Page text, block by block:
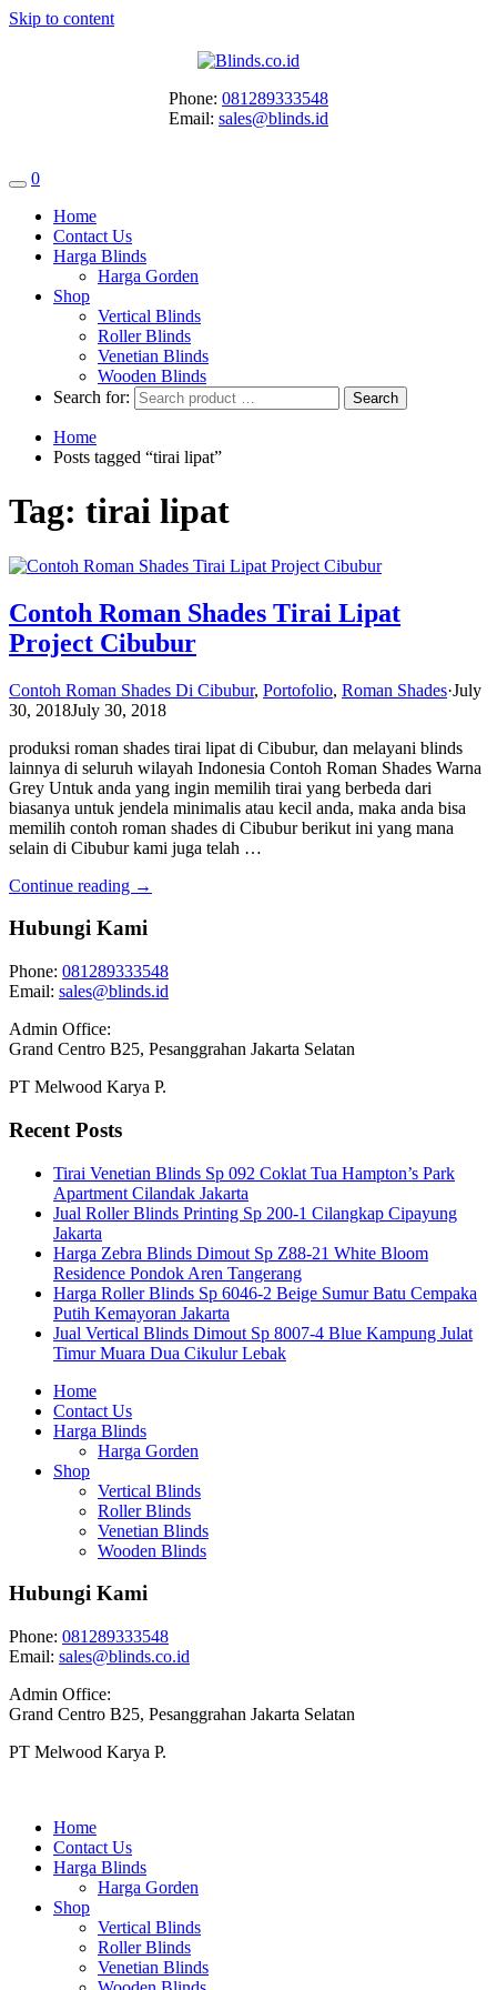
Skip to content
Phone: 081289333548
Email: sales@blinds.id
0
Home
Contact Us
Harga Blinds
Harga Gorden
Shop
Vertical Blinds
Roller Blinds
Venetian Blinds
Wooden Blinds
Search for:
Home
Posts tagged “tirai lipat”
Tag: tirai lipat
Contoh Roman Shades Tirai Lipat
Project Cibubur
Contoh Roman Shades Di Cibubur, Portofolio, Roman Shades·July
30, 2018July 30, 2018
produksi roman shades tirai lipat di Cibubur, dan melayani blinds
lainnya di seluruh wilayah Indonesia Contoh Roman Shades Warna
Grey Untuk anda yang ingin memilih tirai yang berbeda dari
biasanya untuk jendela minimalis atau kecil anda, maka anda bisa
memilih contoh roman shades di Cibubur berikut ini yang mana
selain di Cibubur kami juga telah …
Continue reading →
Hubungi Kami
Phone: 081289333548
Email: sales@blinds.id
Admin Office:
Grand Centro B25, Pesanggrahan Jakarta Selatan
PT Melwood Karya P.
Recent Posts
Tirai Venetian Blinds Sp 092 Coklat Tua Hampton’s Park
Apartment Cilandak Jakarta
Jual Roller Blinds Printing Sp 200-1 Cilangkap Cipayung
Jakarta
Harga Zebra Blinds Dimout Sp Z88-21 White Bloom
Residence Pondok Aren Tangerang
Harga Roller Blinds Sp 6046-2 Beige Sumur Batu Cempaka
Putih Kemayoran Jakarta
Jual Vertical Blinds Dimout Sp 8007-4 Blue Kampung Julat
Timur Muara Dua Cikulur Lebak
Home
Contact Us
Harga Blinds
Harga Gorden
Shop
Vertical Blinds
Roller Blinds
Venetian Blinds
Wooden Blinds
Hubungi Kami
Phone: 081289333548
Email: sales@blinds.co.id
Admin Office:
Grand Centro B25, Pesanggrahan Jakarta Selatan
PT Melwood Karya P.
Home
Contact Us
Harga Blinds
Harga Gorden
Shop
Vertical Blinds
Roller Blinds
Venetian Blinds